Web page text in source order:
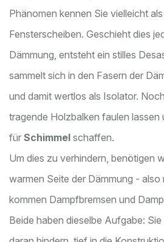
Phänomen kennen Sie vielleicht
Fensterscheiben. Geschieht dies
Dämmung, entsteht ein stilles
sammelt sich in den Fasern der
und damit wertlos als Isolator.
tragende Holzbalken faulen lassen
für Schimmel schaffen.
Um dies zu verhindern, benötigen
warmen Seite der Dämmung - also
kommen Dampfbremsen und
Beide haben dieselbe Aufgabe: